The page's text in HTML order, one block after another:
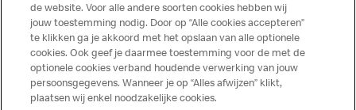
Over ons
Services
de website. Voor alle andere soorten cookies hebben wij
jouw toestemming nodig. Door op “Alle cookies accepteren”
te klikken ga je akkoord met het opslaan van alle optionele
cookies. Ook geef je daarmee toestemming voor de met de
optionele cookies verband houdende verwerking van jouw
persoonsgegevens. Wanneer je op “Alles afwijzen” klikt,
plaatsen wij enkel noodzakelijke cookies.